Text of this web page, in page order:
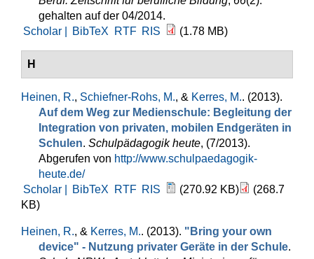
gehalten auf der 04/2014.
Scholar |
BibTeX RTF RIS (1.78 MB)
H
Heinen, R., Schiefner-Rohs, M., & Kerres, M.. (2013).
Auf dem Weg zur Medienschule: Begleitung der
Integration von privaten, mobilen Endgeräten in
Schulen. Schulpädagogik heute, (7/2013).
Abgerufen von http://www.schulpaedagogik-
heute.de/
Scholar |
BibTeX RTF RIS (270.92 KB)
(268.7
KB)
Heinen, R., & Kerres, M.. (2013). "Bring your own
device" - Nutzung privater Geräte in der Schule.